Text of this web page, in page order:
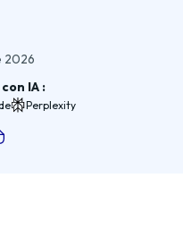
2026
IA :
Perplexity